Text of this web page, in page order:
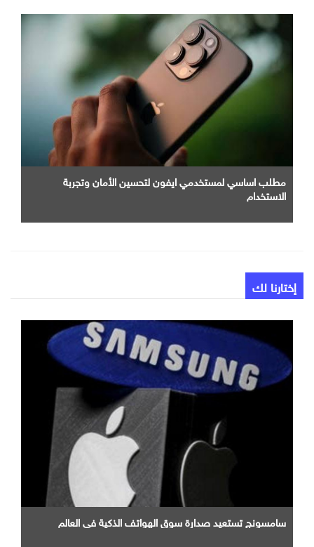
مطلب اساسي لمستخدمي ايفون لتحسين الأمان وتجربة
الاستخدام
إختارنا لك
سامسونج تستعيد صدارة سوق الهواتف الذكية في العالم